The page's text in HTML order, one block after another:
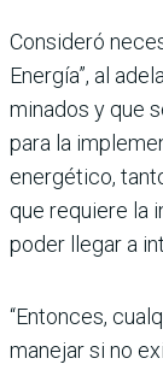
Consideró
Energía”, al
minados y que
para la
energético,
que requiere la
poder llegar a
“Entonces,
manejar si no